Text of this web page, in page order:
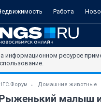
Работа
информационном ресурсе
Домашние животные
малыш